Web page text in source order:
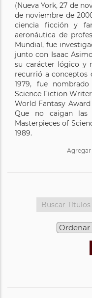
(Nueva York, 27 de
de noviembre de
ciencia ficción y
aeronáutica de
Mundial, fue
junto con Isaac
su carácter lógico y
recurrió a conceptos
1979, fue
Science Fiction
World Fantasy
Que no caigan las
Masterpieces of
1989.